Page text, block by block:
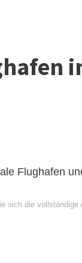
Flughafen
sich die vollständige